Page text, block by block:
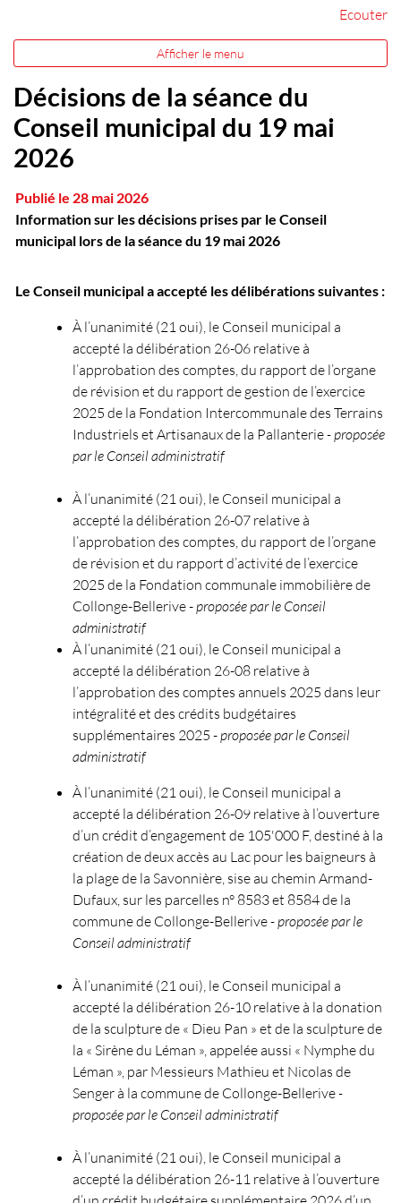
Ecouter
Afficher le menu
Décisions de la séance du
Conseil municipal du 19 mai
2026
Publié le 28 mai 2026
Information sur les décisions prises par le Conseil
municipal lors de la séance du 19 mai 2026
Le Conseil municipal a accepté les délibérations suivantes :
À l’unanimité (21 oui), le Conseil municipal a
accepté la délibération 26-06 relative à
l’approbation des comptes, du rapport de l’organe
de révision et du rapport de gestion de l’exercice
2025 de la Fondation Intercommunale des Terrains
Industriels et Artisanaux de la Pallanterie- proposée
par le Conseil administratif
À l’unanimité (21 oui), le Conseil municipal a
accepté la délibération 26-07 relative à
l’approbation des comptes, du rapport de l’organe
de révision et du rapport d’activité de l’exercice
2025 de la Fondation communale immobilière de
Collonge-Bellerive - proposée par le Conseil
administratif
À l’unanimité (21 oui), le Conseil municipal a
accepté la délibération 26-08 relative à
l’approbation des comptes annuels 2025 dans leur
intégralité et des crédits budgétaires
supplémentaires 2025 - proposée par le Conseil
administratif
À l’unanimité (21 oui), le Conseil municipal a
accepté la délibération 26-09 relative à l’ouverture
d’un crédit d’engagement de 105'000 F, destiné à la
création de deux accès au Lac pour les baigneurs à
la plage de la Savonnière, sise au chemin Armand-
Dufaux, sur les parcelles n° 8583 et 8584 de la
commune de Collonge-Bellerive- proposée par le
Conseil administratif
À l’unanimité (21 oui), le Conseil municipal a
accepté la délibération 26-10 relative à la donation
de la sculpture de « Dieu Pan » et de la sculpture de
la « Sirène du Léman », appelée aussi « Nymphe du
Léman », par Messieurs Mathieu et Nicolas de
Senger à la commune de Collonge-Bellerive-
proposée par le Conseil administratif
À l’unanimité (21 oui), le Conseil municipal a
accepté la délibération 26-11 relative à l’ouverture